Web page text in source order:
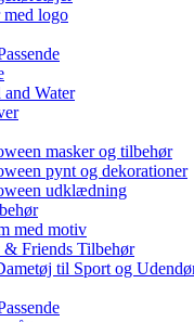
logo
and Water
masker og tilbehør
pynt og dekorationer
udklædning
med motiv
Friends Tilbehør
til Sport og